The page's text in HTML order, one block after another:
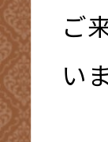
ご
い